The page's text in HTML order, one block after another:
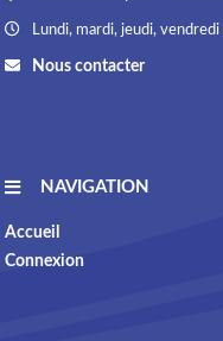
Lundi, mardi, jeudi,
Nous contacter
NAVIGATION
Accueil
Connexion